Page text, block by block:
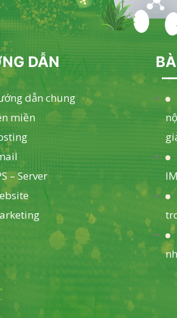
DẪN
dẫn chung
miền
– Server